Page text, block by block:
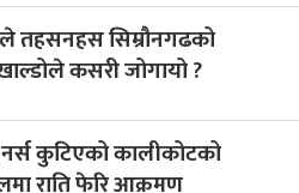
सिम्रौनगढको
कसरी जोगायो ?
कुटिएको कालीकोटको
राति फेरि आक्रमण